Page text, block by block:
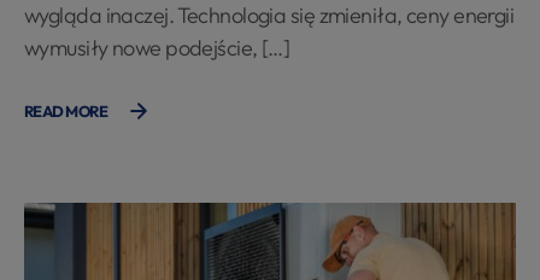
wygląda inaczej. Technologia się zmieniła, ceny energii
wymusiły nowe podejście, […]
READ MORE